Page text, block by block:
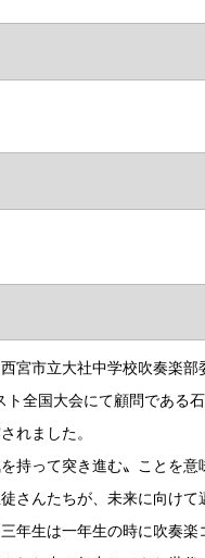
宮市立大社中学校吹奏楽部
全国大会にて顧問である
れました。
持って突き進む〟ことを意
さんたちが、未来に向けて
年生は一年生の時に吹奏楽